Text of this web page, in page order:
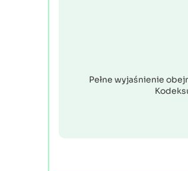
Pełne wyjaśnienie